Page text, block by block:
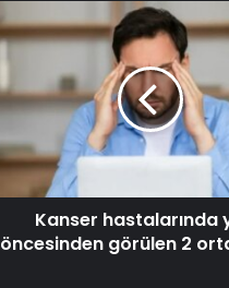
Kanser hastalarında
öncesinden görülen 2